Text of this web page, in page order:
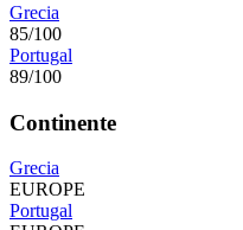
Grecia
85/100
Portugal
89/100
Continente
Grecia
EUROPE
Portugal